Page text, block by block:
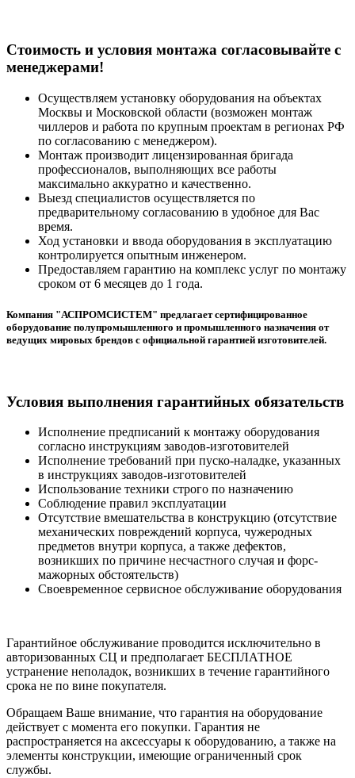
Cтоимость и условия монтажа согласовывайте с
менеджерами!
Осуществляем установку оборудования на объектах
Москвы и Московской области (возможен монтаж
чиллеров и работа по крупным проектам в регионах РФ
по согласованию с менеджером).
Монтаж производит лицензированная бригада
профессионалов, выполняющих все работы
максимально аккуратно и качественно.
Выезд специалистов осуществляется по
предварительному согласованию в удобное для Вас
время.
Ход установки и ввода оборудования в эксплуатацию
контролируется опытным инженером.
Предоставляем гарантию на комплекс услуг по монтажу
сроком от 6 месяцев до 1 года.
Компания "АСПРОМСИСТЕМ" предлагает сертифицированное
оборудование полупромышленного и промышленного назначения от
ведущих мировых брендов с официальной гарантией изготовителей.
Условия выполнения гарантийных обязательств
Исполнение предписаний к монтажу оборудования
согласно инструкциям заводов-изготовителей
Исполнение требований при пуско-наладке, указанных
в инструкциях заводов-изготовителей
Использование техники строго по назначению
Соблюдение правил эксплуатации
Отсутствие вмешательства в конструкцию (отсутствие
механических повреждений корпуса, чужеродных
предметов внутри корпуса, а также дефектов,
возникших по причине несчастного случая и форс-
мажорных обстоятельств)
Своевременное сервисное обслуживание оборудования
Гарантийное обслуживание проводится исключительно в
авторизованных СЦ и предполагает БЕСПЛАТНОЕ
устранение неполадок, возникших в течение гарантийного
срока не по вине покупателя.
Обращаем Ваше внимание, что гарантия на оборудование
действует с момента его покупки. Гарантия не
распространяется на аксессуары к оборудованию, а также на
элементы конструкции, имеющие ограниченный срок
службы.